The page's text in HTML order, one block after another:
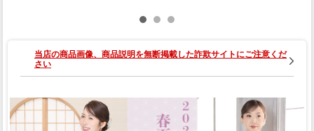
ルー）（ミシ
ン縫い）
当店の商品画像、商品説明を無断掲載した詐欺サイトにご注意くだ
さい